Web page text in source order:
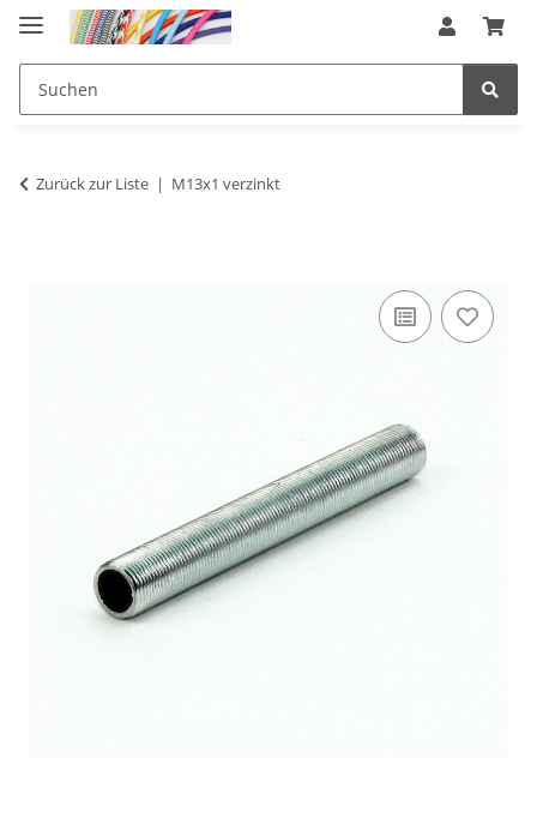
Zurück zur Liste M13x1 verzinkt